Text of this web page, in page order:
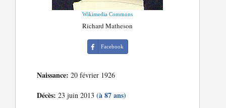
Wikimedia Commons
Richard Matheson
Facebook
Naissance: 20 février 1926
Décès: 23 juin 2013(à 87 ans)